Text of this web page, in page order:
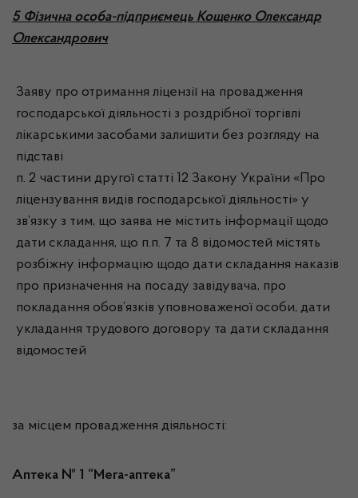
5 Фізична особа-підприємець Кощенко Олександр
Олександрович
Заяву про отримання ліцензії на провадження
господарської діяльності з роздрібної торгівлі
лікарськими засобами залишити без розгляду на
підставі
п. 2 частини другої статті 12 Закону України «Про
ліцензування видів господарської діяльності» у
зв’язку з тим, що заява не містить інформації щодо
дати складання, що п.п. 7 та 8 відомостей містять
розбіжну інформацію щодо дати складання наказів
про призначення на посаду завідувача, про
покладання обов’язків уповноваженої особи, дати
укладання трудового договору та дати складання
відомостей
за місцем провадження діяльності:
Аптека № 1 “Мега-аптека”